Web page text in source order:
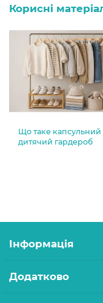
Корисні
Що таке капсульний
дитячий гардероб
Інформація
Додатково